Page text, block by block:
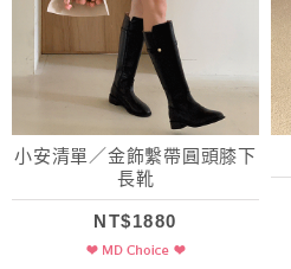
小安清單／金飾繫帶圓頭膝下
長靴
NT$1880